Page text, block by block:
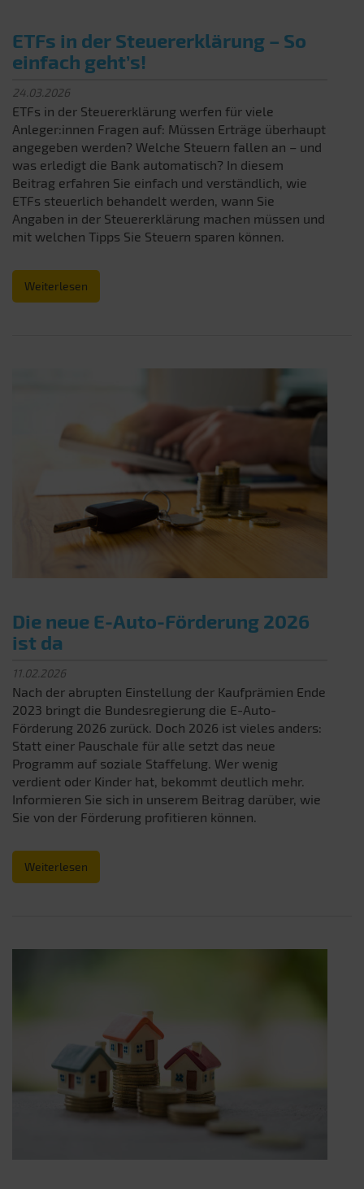
ETFs in der Steuererklärung – So
einfach geht’s!
24.03.2026
ETFs in der Steuererklärung werfen für viele
Anleger:innen Fragen auf: Müssen Erträge überhaupt
angegeben werden? Welche Steuern fallen an – und
was erledigt die Bank automatisch? In diesem
Beitrag erfahren Sie einfach und verständlich, wie
ETFs steuerlich behandelt werden, wann Sie
Angaben in der Steuererklärung machen müssen und
mit welchen Tipps Sie Steuern sparen können.
Weiterlesen
Die neue E-Auto-Förderung 2026
ist da
11.02.2026
Nach der abrupten Einstellung der Kaufprämien Ende
2023 bringt die Bundesregierung die E-Auto-
Förderung 2026 zurück. Doch 2026 ist vieles anders:
Statt einer Pauschale für alle setzt das neue
Programm auf soziale Staffelung. Wer wenig
verdient oder Kinder hat, bekommt deutlich mehr.
Informieren Sie sich in unserem Beitrag darüber, wie
Sie von der Förderung profitieren können.
Weiterlesen